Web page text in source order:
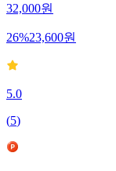
32,000원
26%23,600원
5.0
(5)